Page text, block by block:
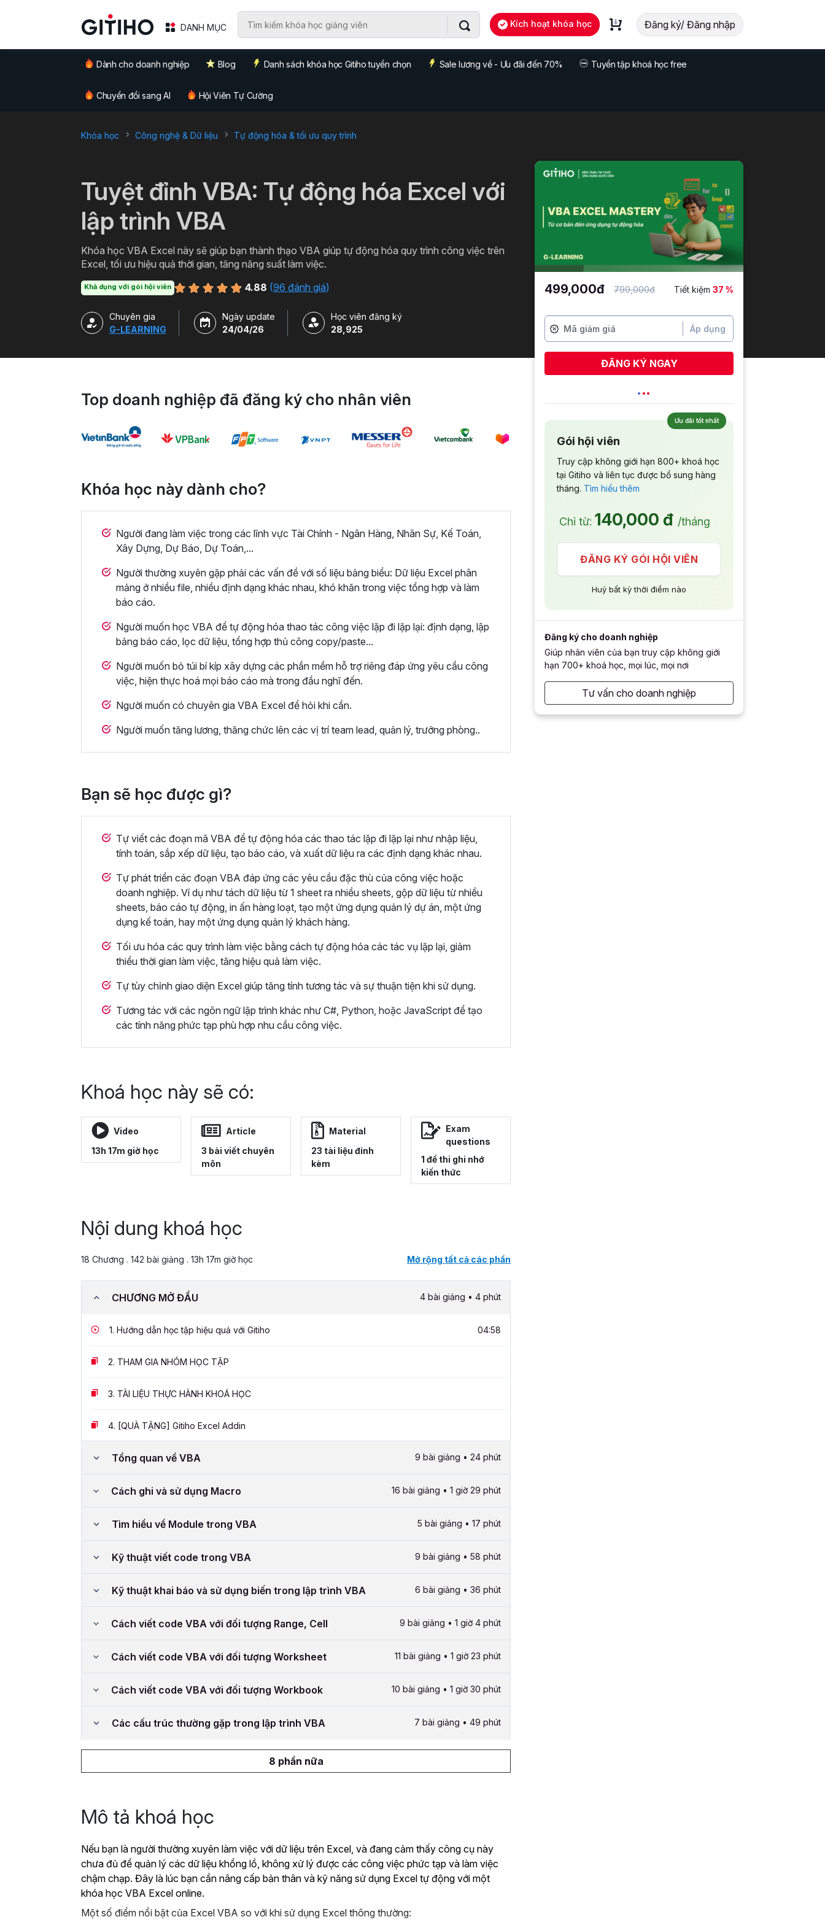
DANH MỤC Kích hoạt khóa học Đăng ký/ Đăng nhập
Dành cho doanh nghiệp Blog Danh sách khóa học Gitiho tuyển chọn Sale lương về - Ưu đãi đến 70% Tuyển tập khoá học free
Chuyển đổi sang AI Hội Viên Tự Cường
Khóa học Công nghệ & Dữ liệu Tự động hóa & tối ưu quy trình
Tuyệt đỉnh VBA: Tự động hóa Excel với
lập trình VBA
Khóa học VBA Excel này sẽ giúp bạn thành thạo VBA giúp tự động hóa quy trình công việc trên
Excel, tối ưu hiệu quả thời gian, tăng năng suất làm việc.
Khả dụng với gói hội viên 4.88 (96 đánh giá)
Chuyên gia
G-LEARNING
Ngày update
24/04/26
Học viên đăng ký
28,925
Top doanh nghiệp đã đăng ký cho nhân viên
Khóa học này dành cho?
Người đang làm việc trong các lĩnh vực Tài Chính - Ngân Hàng, Nhân Sự, Kế Toán,
Xây Dựng, Dự Báo, Dự Toán,...
Người thường xuyên gặp phải các vấn đề với số liệu bảng biểu: Dữ liệu Excel phân
mảng ở nhiều file, nhiều định dạng khác nhau, khó khăn trong việc tổng hợp và làm
báo cáo.
Người muốn học VBA để tự động hóa thao tác công việc lặp đi lặp lại: định dạng, lập
bảng báo cáo, lọc dữ liệu, tổng hợp thủ công copy/paste...
Người muốn bỏ túi bí kíp xây dựng các phần mềm hỗ trợ riêng đáp ứng yêu cầu công
việc, hiện thực hoá mọi báo cáo mà trong đầu nghĩ đến.
Người muốn có chuyên gia VBA Excel để hỏi khi cần.
Người muốn tăng lương, thăng chức lên các vị trí team lead, quản lý, trưởng phòng..
Bạn sẽ học được gì?
Tự viết các đoạn mã VBA để tự động hóa các thao tác lặp đi lặp lại như nhập liệu,
tính toán, sắp xếp dữ liệu, tạo báo cáo, và xuất dữ liệu ra các định dạng khác nhau.
Tự phát triển các đoạn VBA đáp ứng các yêu cầu đặc thù của công việc hoặc
doanh nghiệp. Ví dụ như tách dữ liệu từ 1 sheet ra nhiều sheets, gộp dữ liệu từ nhiều
sheets, báo cáo tự động, in ấn hàng loạt, tạo một ứng dụng quản lý dự án, một ứng
dụng kế toán, hay một ứng dụng quản lý khách hàng.
Tối ưu hóa các quy trình làm việc bằng cách tự động hóa các tác vụ lặp lại, giảm
thiểu thời gian làm việc, tăng hiệu quả làm việc.
Tự tùy chỉnh giao diện Excel giúp tăng tính tương tác và sự thuận tiện khi sử dụng.
Tương tác với các ngôn ngữ lập trình khác như C#, Python, hoặc JavaScript để tạo
các tính năng phức tạp phù hợp nhu cầu công việc.
Khoá học này sẽ có:
Video
13h 17m giờ học
Article
3 bài viết chuyên
môn
Material
23 tài liệu đính
kèm
Exam
questions
1 đề thi ghi nhớ
kiến thức
Nội dung khoá học
18 Chương . 142 bài giảng . 13h 17m giờ học Mở rộng tất cả các phần
CHƯƠNG MỞ ĐẦU 4 bài giảng • 4 phút
1. Hướng dẫn học tập hiệu quả với Gitiho 04:58
2. THAM GIA NHÓM HỌC TẬP
3. TÀI LIỆU THỰC HÀNH KHOÁ HỌC
4. [QUÀ TẶNG] Gitiho Excel Addin
Tổng quan về VBA 9 bài giảng • 24 phút
Cách ghi và sử dụng Macro 16 bài giảng • 1 giờ 29 phút
Tìm hiểu về Module trong VBA 5 bài giảng • 17 phút
Kỹ thuật viết code trong VBA 9 bài giảng • 58 phút
Kỹ thuật khai báo và sử dụng biến trong lập trình VBA 6 bài giảng • 36 phút
Cách viết code VBA với đối tượng Range, Cell 9 bài giảng • 1 giờ 4 phút
Cách viết code VBA với đối tượng Worksheet 11 bài giảng • 1 giờ 23 phút
Cách viết code VBA với đối tượng Workbook 10 bài giảng • 1 giờ 30 phút
Các cấu trúc thường gặp trong lập trình VBA 7 bài giảng • 49 phút
8 phần nữa
Mô tả khoá học
Nếu bạn là người thường xuyên làm việc với dữ liệu trên Excel, và đang cảm thấy công cụ này
chưa đủ để quản lý các dữ liệu khổng lồ, không xử lý được các công việc phức tạp và làm việc
chậm chạp. Đây là lúc bạn cần nâng cấp bản thân và kỹ năng sử dụng Excel tự động với một
khóa học VBA Excel online.
Một số điểm nổi bật của Excel VBA so với khi sử dụng Excel thông thường:
499,000đ 799,000đ Tiết kiệm 37 %
Áp dụng
ĐĂNG KÝ NGAY
vừa đăng ký
Ưu đãi tốt nhất
Gói hội viên
Truy cập không giới hạn 800+ khoá học
tại Gitiho và liên tục được bổ sung hàng
tháng. Tìm hiểu thêm
Chỉ từ: 140,000 đ /tháng
ĐĂNG KÝ GÓI HỘI VIÊN
Huỷ bất kỳ thời điểm nào
Đăng ký cho doanh nghiệp
Giúp nhân viên của bạn truy cập không giới
hạn 700+ khoá học, mọi lúc, mọi nơi
Tư vấn cho doanh nghiệp